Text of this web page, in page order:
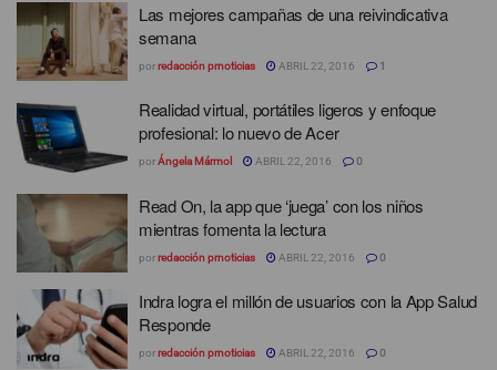
Las mejores campañas de una reivindicativa
semana
porredacción prnoticias ABRIL 22, 2016 1
Realidad virtual, portátiles ligeros y enfoque
profesional: lo nuevo de Acer
porÁngela Mármol ABRIL 22, 2016 0
Read On, la app que ‘juega’ con los niños
mientras fomenta la lectura
porredacción prnoticias ABRIL 22, 2016 0
Indra logra el millón de usuarios con la App Salud
Responde
porredacción prnoticias ABRIL 22, 2016 0